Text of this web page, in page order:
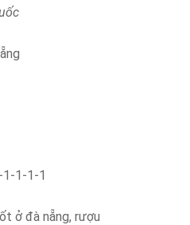
1-1-1
ở đà nẵng,rượu